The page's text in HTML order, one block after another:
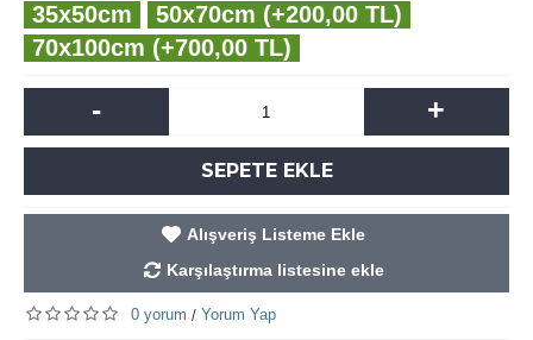
35x50cm
50x70cm (+200,00 TL)
70x100cm (+700,00 TL)
- +
SEPETE EKLE
Alışveriş Listeme Ekle
Karşılaştırma listesine ekle
0 yorum / Yorum Yap